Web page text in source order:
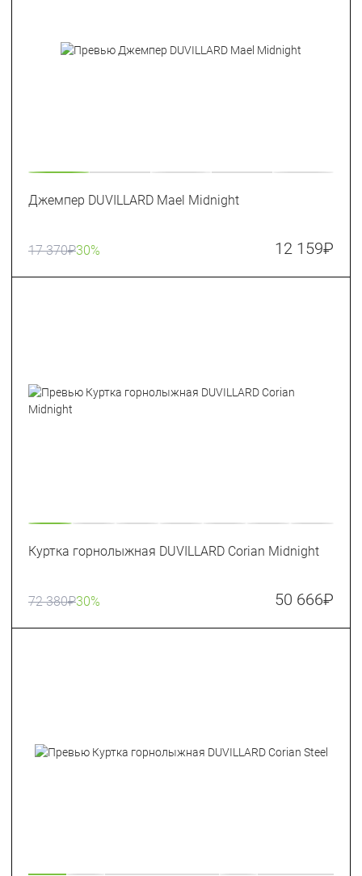
Джемпер DUVILLARD Mael Midnight
17 370₽30% 12 159₽
Куртка горнолыжная DUVILLARD Corian Midnight
72 380₽30% 50 666₽